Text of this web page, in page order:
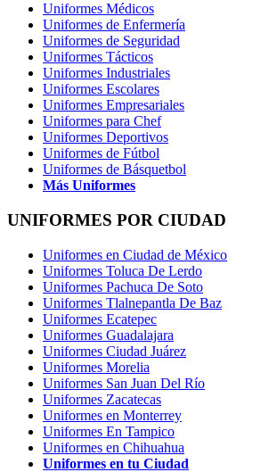
Uniformes Médicos
Uniformes de Enfermería
Uniformes de Seguridad
Uniformes Tácticos
Uniformes Industriales
Uniformes Escolares
Uniformes Empresariales
Uniformes para Chef
Uniformes Deportivos
Uniformes de Fútbol
Uniformes de Básquetbol
Más Uniformes
UNIFORMES POR CIUDAD
Uniformes en Ciudad de México
Uniformes Toluca De Lerdo
Uniformes Pachuca De Soto
Uniformes Tlalnepantla De Baz
Uniformes Ecatepec
Uniformes Guadalajara
Uniformes Ciudad Juárez
Uniformes Morelia
Uniformes San Juan Del Río
Uniformes Zacatecas
Uniformes en Monterrey
Uniformes En Tampico
Uniformes en Chihuahua
Uniformes en tu Ciudad